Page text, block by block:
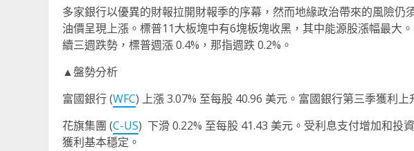
多家銀行以優異的財報拉開財報季的序幕，然而地緣政治帶來的風險仍
油價呈現上漲。標普11大板塊中有6塊板塊收黑，其中能源股漲幅最大
續三週跌勢，標普週漲 0.4%，那指週跌 0.2%。
▲盤勢分析
富國銀行 (WFC) 上漲 3.07% 至每股 40.96 美元。富國銀行第三季獲利
花旗集團 (C-US) 下滑 0.22% 至每股 41.43 美元。受利息支付增加和投
獲利基本穩定。